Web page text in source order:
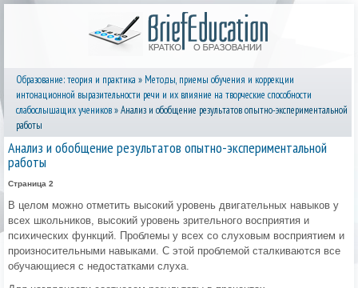
Образование: теория и практика » Методы, приемы обучения и коррекции
интонационной выразительности речи и их влияние на творческие способности
слабослышащих учеников» Анализ и обобщение результатов опытно-экспериментальной
работы
Анализ и обобщение результатов опытно-экспериментальной
работы
Страница 2
В целом можно отметить высокий уровень двигательных навыков у
всех школьников, высокий уровень зрительного восприятия и
психических функций. Проблемы у всех со слуховым восприятием и
произносительными навыками. С этой проблемой сталкиваются все
обучающиеся с недостатками слуха.